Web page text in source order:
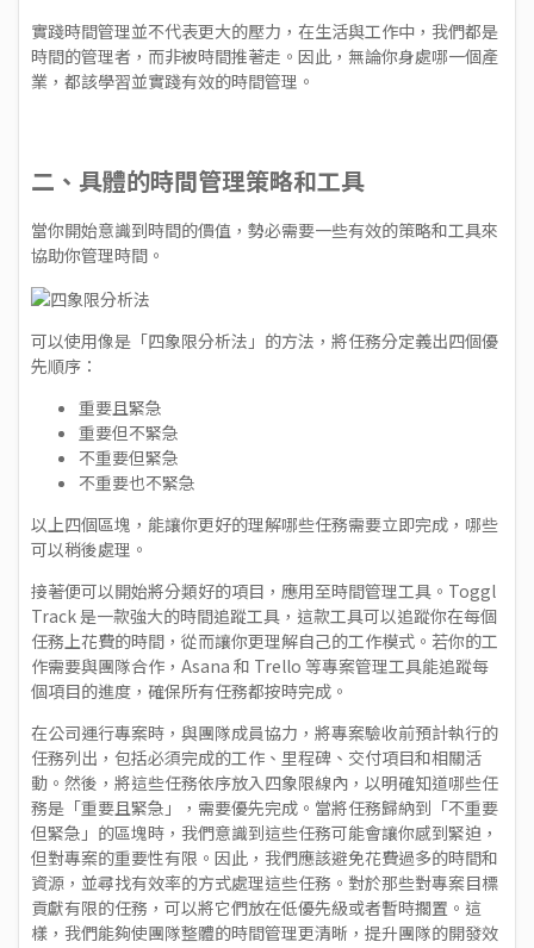
實踐時間管理並不代表更大的壓力，在生活與工作中，我們都是
時間的管理者，而非被時間推著走。因此，無論你身處哪一個產
業，都該學習並實踐有效的時間管理。
二、具體的時間管理策略和工具
當你開始意識到時間的價值，勢必需要一些有效的策略和工具來
協助你管理時間。
可以使用像是「四象限分析法」的方法，將任務分定義出四個優
先順序：
重要且緊急
重要但不緊急
不重要但緊急
不重要也不緊急
以上四個區塊，能讓你更好的理解哪些任務需要立即完成，哪些
可以稍後處理。
接著便可以開始將分類好的項目，應用至時間管理工具。 Toggl
Track 是一款強大的時間追蹤工具，這款工具可以追蹤你在每個
任務上花費的時間，從而讓你更理解自己的工作模式。若你的工
作需要與團隊合作， Asana 和 Trello 等專案管理工具能追蹤每
個項目的進度，確保所有任務都按時完成。
在公司運行專案時，與團隊成員協力，將專案驗收前預計執行的
任務列出，包括必須完成的工作、里程碑、交付項目和相關活
動。然後，將這些任務依序放入四象限線內，以明確知道哪些任
務是「重要且緊急」，需要優先完成。當將任務歸納到「不重要
但緊急」的區塊時，我們意識到這些任務可能會讓你感到緊迫，
但對專案的重要性有限。因此，我們應該避免花費過多的時間和
資源，並尋找有效率的方式處理這些任務。對於那些對專案目標
貢獻有限的任務，可以將它們放在低優先級或者暫時擱置。這
樣，我們能夠使團隊整體的時間管理更清晰，提升團隊的開發效